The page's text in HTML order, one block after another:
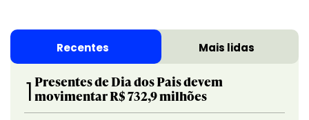
Recentes Mais lidas
1 Presentes de Dia dos Pais devem
movimentar R$ 732,9 milhões